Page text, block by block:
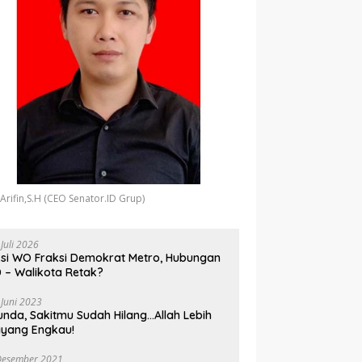
(CEO Senator.ID Grup)
2026
WO Fraksi Demokrat Metro, Hubungan
– Walikota Retak?
2023
Sakitmu Sudah Hilang…Allah Lebih
Engkau!
2021